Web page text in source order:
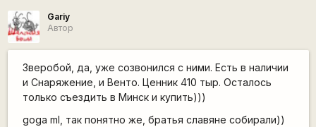
Gariy
Автор
Зверобой, да, уже созвонился с ними. Есть в наличии
и Снаряжение, и Венто. Ценник 410 тыр. Осталось
только съездить в Минск и купить)))
goga ml, так понятно же, братья славяне собирали))